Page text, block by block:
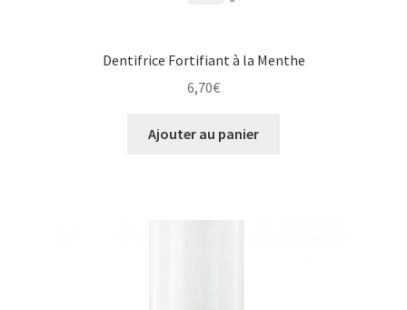
Dentifrice Fortifiant à la Menthe
6,70€
Ajouter au panier